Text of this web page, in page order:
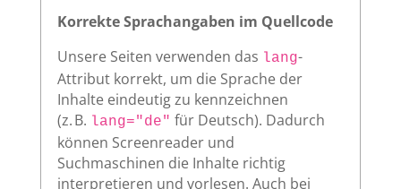
Korrekte Sprachangaben im Quellcode
Unsere Seiten verwenden das lang-
Attribut korrekt, um die Sprache der
Inhalte eindeutig zu kennzeichnen
(z. B. lang="de" für Deutsch). Dadurch
können Screenreader und
Suchmaschinen die Inhalte richtig
interpretieren und vorlesen. Auch bei